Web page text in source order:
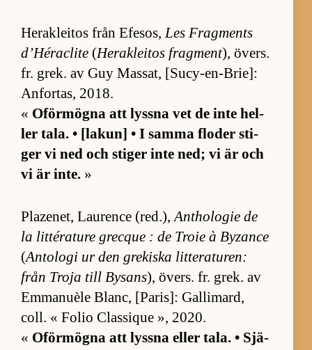
Herak­le­i­tos från Efe­sos,Les Frag­ments
d’Héraclite (Herak­le­i­tos frag­ment), övers.
fr. grek. av Guy Mas­sat, [Su­cy-en-Bri­e]:
An­for­tas, 2018.
« Oför­mögna att lyssna vet de inte hel­
ler ta­la. • [lakun] • I samma flo­der sti­
ger vi ned och sti­ger inte ned; vi är och
vi är in­te. »
Pla­ze­net, Lau­rence (red.),Ant­ho­lo­gie de
la lit­téra­ture grec­que : de Troie à By­zance
(An­to­logi ur den gre­kiska lit­te­ra­tu­ren:
från Troja till By­sans), övers. fr. grek. av
Em­ma­nuèle Blanc, [Pa­ris]: Gal­li­mard,
coll. « Fo­lio Clas­si­que », 2020.
« Oför­mögna att lyssna el­ler ta­la. • Sjä­